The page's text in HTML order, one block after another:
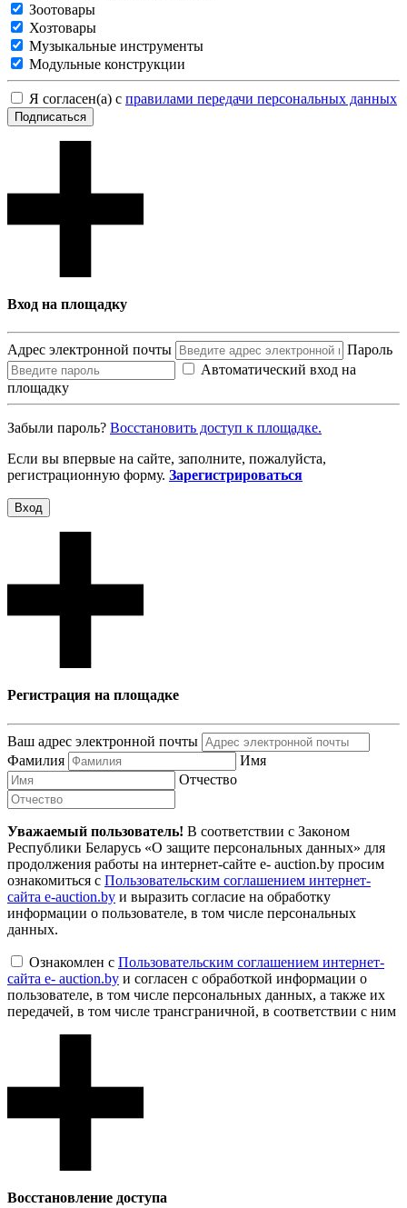
Зоотовары
Хозтовары
Музыкальные инструменты
Модульные конструкции
Я согласен(а) с правилами передачи персональных данных
Подписаться
Вход на площадку
Адрес электронной почты
Пароль
Автоматический вход на
площадку
Забыли пароль? Восcтановить доступ к площадке.
Если вы впервые на сайте, заполните, пожалуйста,
регистрационную форму. Зарегистрироваться
Вход
Регистрация на площадке
Ваш адрес электронной почты
Фамилия
Имя
Отчество
Уважаемый пользователь! В соответствии с Законом
Республики Беларусь «О защите персональных данных» для
продолжения работы на интернет-сайте e- auction.by просим
ознакомиться с Пользовательским соглашением интернет-
сайта e-auction.by и выразить согласие на обработку
информации о пользователе, в том числе персональных
данных.
Ознакомлен с Пользовательским соглашением интернет-
сайта e- auction.by и согласен с обработкой информации о
пользователе, в том числе персональных данных, а также их
передачей, в том числе трансграничной, в соответствии с ним
Восcтановление доступа